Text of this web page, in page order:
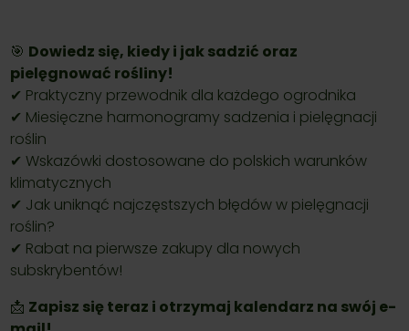
🎯 Dowiedz się, kiedy i jak sadzić oraz
pielęgnować rośliny!
✔ Praktyczny przewodnik dla każdego ogrodnika
✔ Miesięczne harmonogramy sadzenia i pielęgnacji
roślin
✔ Wskazówki dostosowane do polskich warunków
klimatycznych
✔ Jak uniknąć najczęstszych błędów w pielęgnacji
roślin?
✔ Rabat na pierwsze zakupy dla nowych
subskrybentów!
📩 Zapisz się teraz i otrzymaj kalendarz na swój e-